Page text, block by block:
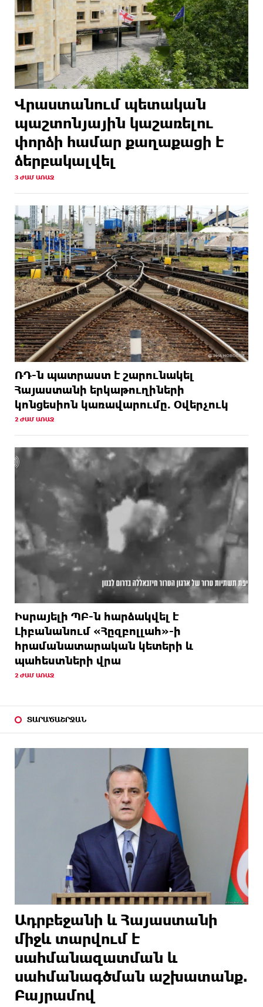
Վրաստանում պետական ​​
պաշտոնյային կաշառելու
փորձի համար քաղաքացի է
ձերբակալվել
3 ԺԱՄ ԱՌԱՋ
ՌԴ-ն պատրաստ է շարունակել
Հայաստանի երկաթուղիների
կոնցեսիոն կառավարումը. Օվերչուկ
2 ԺԱՄ ԱՌԱՋ
Իսրայելի ՊԲ-ն հարձակվել է
Լիբանանում «Հըզբոլլահ»-ի
հրամանատարական կետերի և
պահեստների վրա
2 ԺԱՄ ԱՌԱՋ
ՏԱՐԱԾԱՇՐՋԱՆ
Ադրբեջանի և Հայաստանի
միջև տարվում է
սահմանազատման և
սահմանագծման աշխատանք.
Բայրամով